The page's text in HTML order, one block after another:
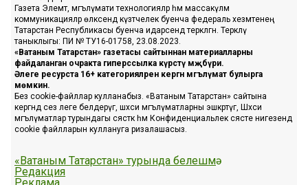
Газета Элемтә, мәгълүмати технологияләр һәм массакүләм
коммуникацияләр өлкәсендә күзәтчелек буенча федераль хезмәтенең
Татарстан Республикасы буенча идарәсендә теркәлгән. Теркәлү
таныклыгы: ПИ № ТУ16-01758, 23.08.2023.
«Ватаным Татарстан» газетасы сайтыннан материалларны
файдаланган очракта гиперссылка күрсәтү мәҗбүри.
Әлеге ресурста 16+ категорияләренә кергән мәгълүмат булырга
мөмкин.
Без cookie-файллар кулланабыз. «Ватаным Татарстан» сайтына
кергәндә сез әлеге белдерүгә, шәхси мәгълүматларны эшкәртүгә, Шәхси
мәгълүматлар турындагы сәясәткә һәм Конфиденциальлек сәясәте нигезендә
cookie файлларын куллануга ризалашасыз.
«Ватаным Татарстан» турында белешмә
Редакция